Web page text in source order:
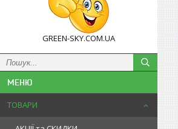
GREEN-SKY.COM.UA
ТОВАРИ